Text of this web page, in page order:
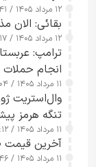
۱۲ مرداد ۱۴۰۵ / ۱۱:۴۱
بقائی: الان
۱۲ مرداد ۱۴۰۵ / ۰۸:۱۷
ترامپ:
انجام
۱۱ مرداد ۱۴۰۵ / ۱۹:۰۴
وال‌استریت
تنگه هرمز
۱۱ مرداد ۱۴۰۵ / ۱۶:۱۲
آخرین قیمت طلا،
۱۱ مرداد ۱۴۰۵ / ۱۰:۴۶